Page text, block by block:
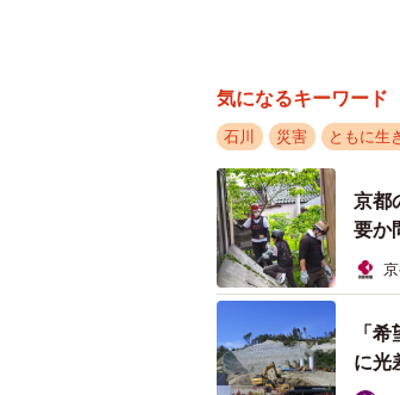
「納得いかなかった
ると。土間基礎をこ
どうかもわからない
全部壊して建てると
るけれど、2年間休
も来ないでしょう
る」
気になるキーワード
石川 災害 ともに生
京都
要か
「
に光